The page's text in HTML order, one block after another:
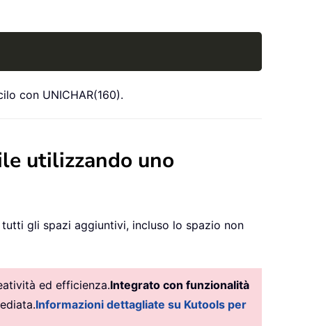
con UNICHAR(160).
utilizzando uno
gli spazi aggiuntivi, incluso lo spazio non
ed efficienza.Integrato con funzionalità
Informazioni dettagliate su Kutools per